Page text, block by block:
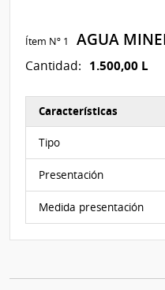
Ítem Nº 1 AGUA
Cantidad: 1.500,00 L
Características
Tipo
Presentación
Medida presentación